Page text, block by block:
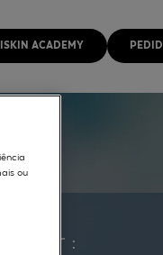
ACADEMY
por :
ou